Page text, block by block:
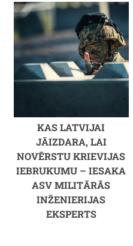
KAS LATVIJAI
JĀIZDARA, LAI
NOVĒRSTU KRIEVIJAS
IEBRUKUMU – IESAKA
ASV MILITĀRĀS
INŽENIERIJAS
EKSPERTS